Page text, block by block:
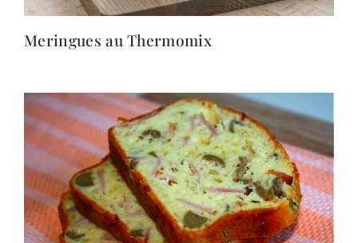
Meringues au Thermomix